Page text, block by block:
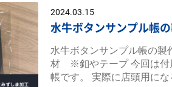
2024.03.15
水牛ボタンサンプル帳
水牛ボタンサンプル帳の製
材 ※釦やテープ 今回は付
帳です。 実際に店頭用に